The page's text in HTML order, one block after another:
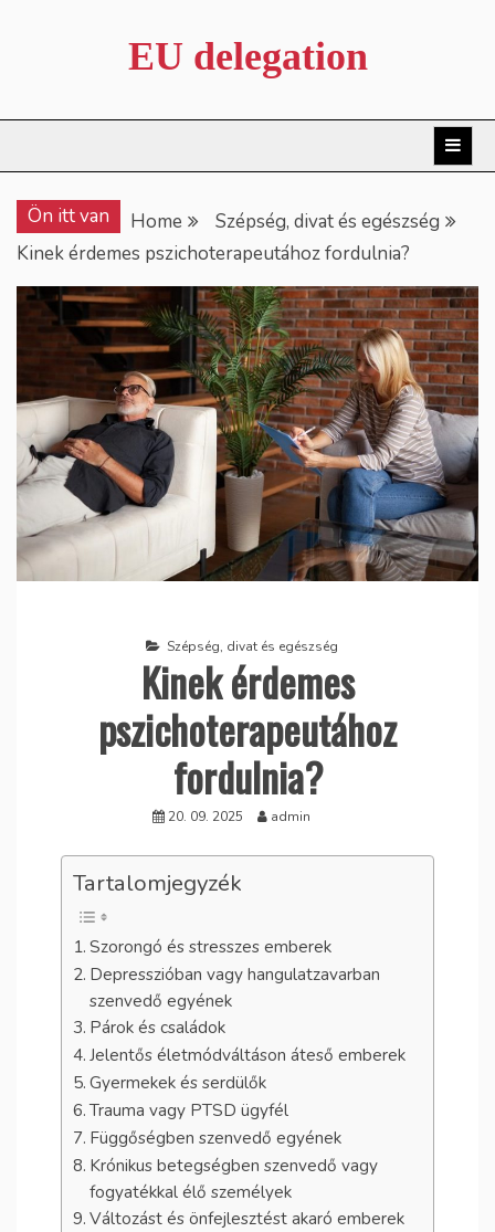
EU delegation
Ön itt van Home
Szépség, divat és egészség
Kinek érdemes pszichoterapeutához fordulnia?
Szépség, divat és egészség
Kinek érdemes
pszichoterapeutához
fordulnia?
20. 09. 2025 admin
Tartalomjegyzék
Szorongó és stresszes emberek
Depresszióban vagy hangulatzavarban
szenvedő egyének
Párok és családok
Jelentős életmódváltáson áteső emberek
Gyermekek és serdülők
Trauma vagy PTSD ügyfél
Függőségben szenvedő egyének
Krónikus betegségben szenvedő vagy
fogyatékkal élő személyek
Változást és önfejlesztést akaró emberek